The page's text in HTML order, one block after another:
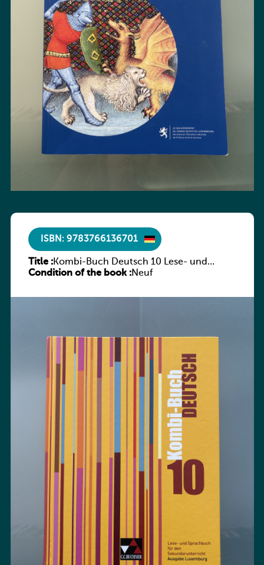
ISBN: 9783766136701
Title :Kombi-Buch Deutsch 10 Lese- und
Sprachbuch
Condition of the book :Neuf